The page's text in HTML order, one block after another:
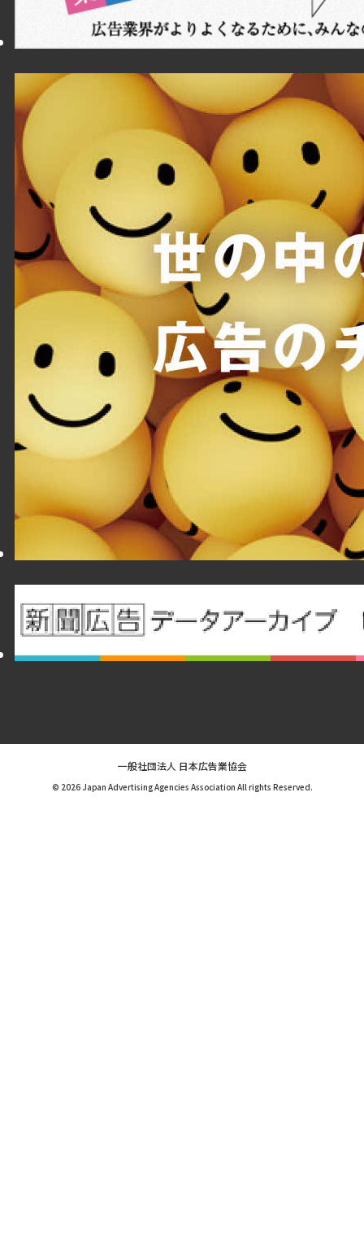
一般社団法人 日本広告業協会
© 2026 Japan Advertising Agencies Association All rights Reserved.